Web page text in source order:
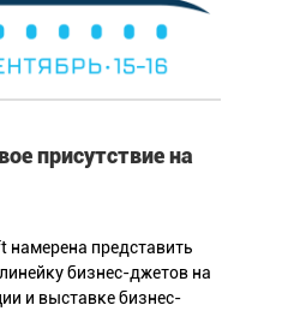
присутствие на
намерена представить
бизнес-джетов на
и выставке бизнес-